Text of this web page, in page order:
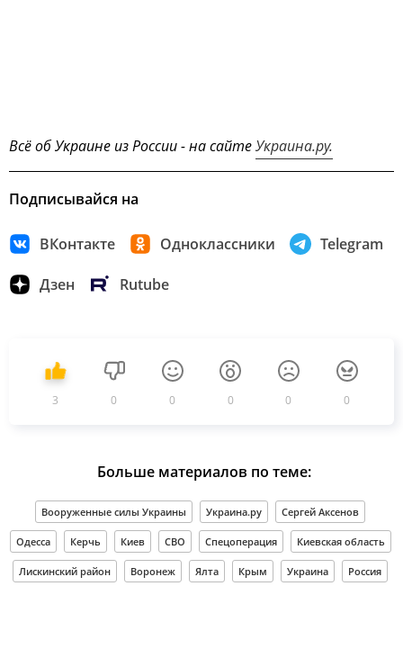
Всё об Украине из России - на сайтеУкраина.ру.
Подписывайся на
ВКонтакте Одноклассники Telegram
Дзен Rutube
3 0 0 0 0 0
Больше материалов по теме:
Вооруженные силы Украины Украина.ру Сергей Аксенов
Одесса Керчь Киев СВО Спецоперация Киевская область
Лискинский район Воронеж Ялта Крым Украина Россия